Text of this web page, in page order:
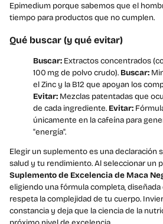
Epimedium porque sabemos que el
tiempo para productos que no cumplen.
Qué buscar (y qué evitar)
Buscar: Extractos concentrados
100 mg de polvo crudo). Buscar:
el Zinc y la B12 que apoyan los
Evitar: Mezclas patentadas que
de cada ingrediente. Evitar:
únicamente en la cafeína para
"energía".
Elegir un suplemento es una declaración
salud y tu rendimiento. Al seleccionar un
Suplemento de Excelencia de Maca
eligiendo una fórmula completa,
respeta la complejidad de tu cuerpo.
constancia y deja que la ciencia de la